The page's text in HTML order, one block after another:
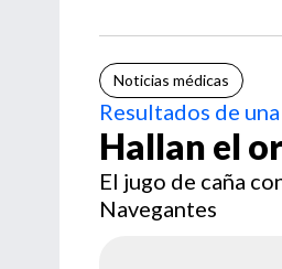
Noticias médicas
Resultados de
Hallan el
El jugo de caña
Navegantes